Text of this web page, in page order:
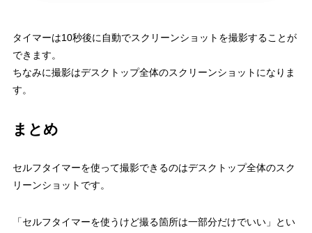
タイマーは10秒後に自動でスクリーンショットを撮影することが
できます。
ちなみに撮影はデスクトップ全体のスクリーンショットになりま
す。
まとめ
セルフタイマーを使って撮影できるのはデスクトップ全体のスク
リーンショットです。
「セルフタイマーを使うけど撮る箇所は一部分だけでいい」とい